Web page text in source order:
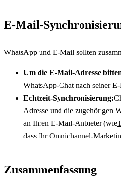
E-Mail-
WhatsApp und E-Mail sollten
Um die E-Mail-Adresse
WhatsApp-Chat nach seiner
Echtzeit-Synchronisierung:
Adresse und die zugehörigen
an Ihren E-Mail-Anbieter (wie
dass Ihr Omnichannel-
Zusammenfassung